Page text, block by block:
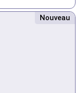
Nouveau